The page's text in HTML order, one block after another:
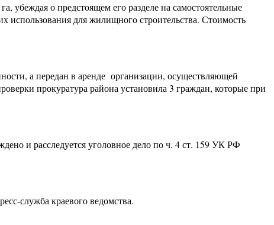
убеждая о предстоящем его разделе на самостоятельные
для жилищного строительства. Стоимость
а передан в аренде организации, осуществляющей
прокуратура района установила 3 граждан, которые при
и расследуется уголовное дело по ч. 4 ст. 159 УК РФ
служба краевого ведомства.